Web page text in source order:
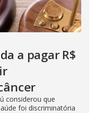
a pagar R$
considerou que
foi discriminatória